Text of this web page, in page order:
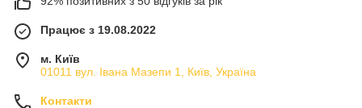
Працює з 19.08.2022
м. Київ
01011 вул. Івана Мазепи 1, Київ, Україна
Контакти